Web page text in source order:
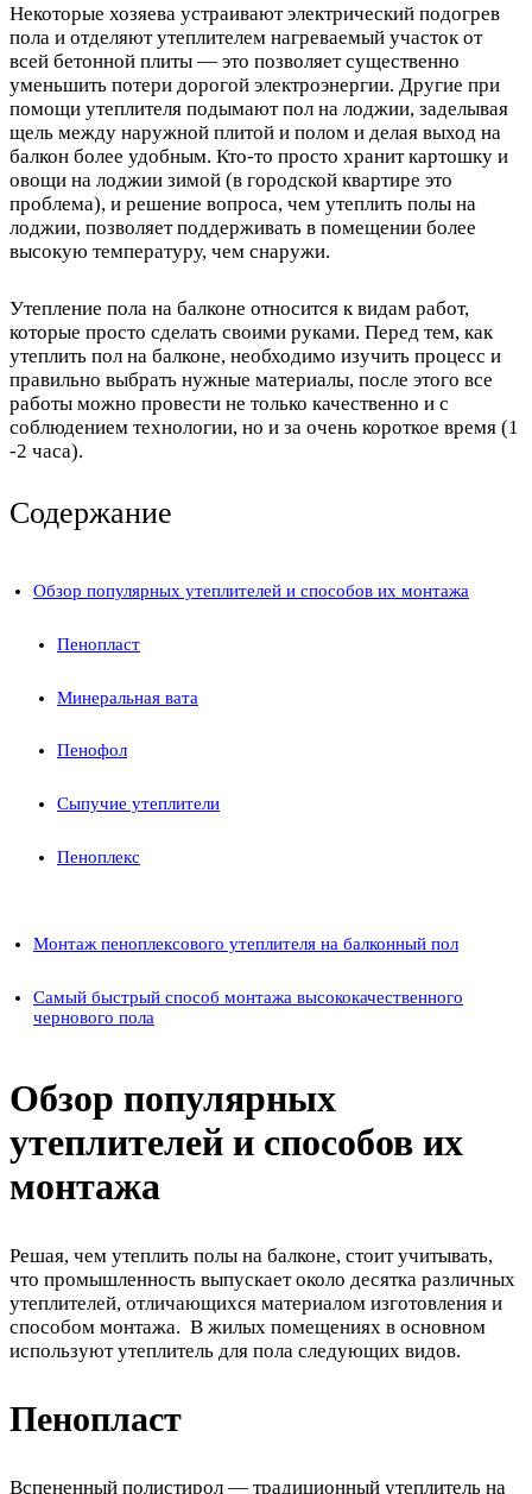
Некоторые хозяева устраивают электрический подогрев
пола и отделяют утеплителем нагреваемый участок от
всей бетонной плиты — это позволяет существенно
уменьшить потери дорогой электроэнергии. Другие при
помощи утеплителя подымают пол на лоджии, заделывая
щель между наружной плитой и полом и делая выход на
балкон более удобным. Кто-то просто хранит картошку и
овощи на лоджии зимой (в городской квартире это
проблема), и решение вопроса, чем утеплить полы на
лоджии, позволяет поддерживать в помещении более
высокую температуру, чем снаружи.
Утепление пола на балконе относится к видам работ,
которые просто сделать своими руками. Перед тем, как
утеплить пол на балконе, необходимо изучить процесс и
правильно выбрать нужные материалы, после этого все
работы можно провести не только качественно и с
соблюдением технологии, но и за очень короткое время (1
-2 часа).
Содержание
Обзор популярных утеплителей и способов их монтажа
Пенопласт
Минеральная вата
Пенофол
Сыпучие утеплители
Пеноплекс
Монтаж пеноплексового утеплителя на балконный пол
Самый быстрый способ монтажа высококачественного
чернового пола
Обзор популярных
утеплителей и способов их
монтажа
Решая, чем утеплить полы на балконе, стоит учитывать,
что промышленность выпускает около десятка различных
утеплителей, отличающихся материалом изготовления и
способом монтажа. В жилых помещениях в основном
используют утеплитель для пола следующих видов.
Пенопласт
Вспененный полистирол — традиционный утеплитель на